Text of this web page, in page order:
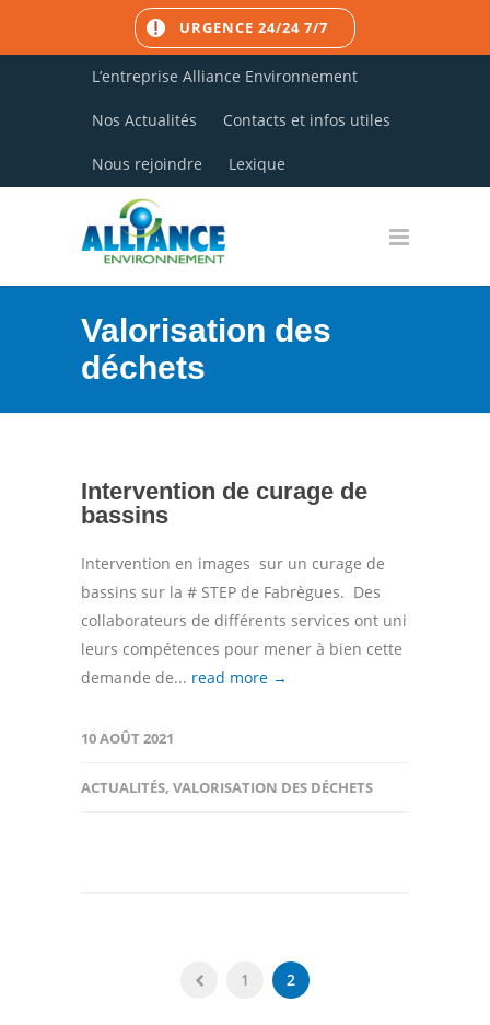
L’entreprise Alliance Environnement
Nos Actualités Contacts et infos utiles
Nous rejoindre Lexique
Valorisation des
déchets
Intervention de curage de
bassins
Intervention en images sur un curage de
bassins sur la # STEP de Fabrègues. Des
collaborateurs de différents services ont uni
leurs compétences pour mener à bien cette
demande de... read more →
10 AOÛT 2021
ACTUALITÉS, VALORISATION DES DÉCHETS
1 2
URGENCE 24/24 7/7